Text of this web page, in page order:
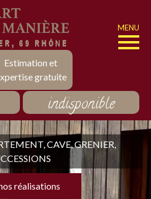
Estimation et
gratuite
MENU
indisponible
CAVE, GRENIER,
réalisations